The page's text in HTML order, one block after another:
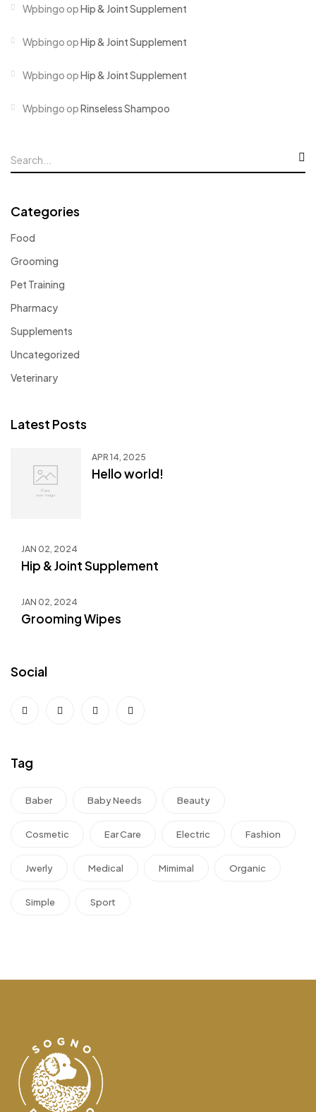
WpbingoopHip & Joint Supplement
WpbingoopHip & Joint Supplement
WpbingoopHip & Joint Supplement
WpbingoopRinseless Shampoo
Categories
Food
Grooming
Pet Training
Pharmacy
Supplements
Uncategorized
Veterinary
Latest Posts
APR 14, 2025
Hello world!
JAN 02, 2024
Hip & Joint Supplement
JAN 02, 2024
Grooming Wipes
Social
Tag
Baber Baby Needs Beauty
Cosmetic Ear Care Electric Fashion
Jwerly Medical Mimimal Organic
Simple Sport